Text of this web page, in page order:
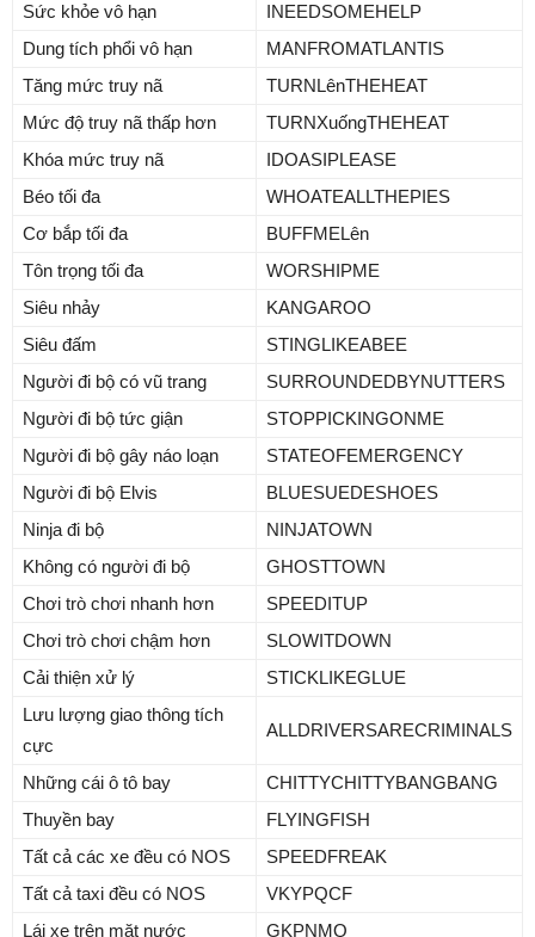
Sức khỏe vô hạn
INEEDSOMEHELP
Dung tích phổi vô hạn
MANFROMATLANTIS
Tăng mức truy nã
TURNLênTHEHEAT
Mức độ truy nã thấp hơn
TURNXuốngTHEHEAT
Khóa mức truy nã
IDOASIPLEASE
Béo tối đa
WHOATEALLTHEPIES
Cơ bắp tối đa
BUFFMELên
Tôn trọng tối đa
WORSHIPME
Siêu nhảy
KANGAROO
Siêu đấm
STINGLIKEABEE
Người đi bộ có vũ trang
SURROUNDEDBYNUTTERS
Người đi bộ tức giận
STOPPICKINGONME
Người đi bộ gây náo loạn
STATEOFEMERGENCY
Người đi bộ Elvis
BLUESUEDESHOES
Ninja đi bộ
NINJATOWN
Không có người đi bộ
GHOSTTOWN
Chơi trò chơi nhanh hơn
SPEEDITUP
Chơi trò chơi chậm hơn
SLOWITDOWN
Cải thiện xử lý
STICKLIKEGLUE
Lưu lượng giao thông tích
cực
ALLDRIVERSARECRIMINALS
Những cái ô tô bay
CHITTYCHITTYBANGBANG
Thuyền bay
FLYINGFISH
Tất cả các xe đều có NOS
SPEEDFREAK
Tất cả taxi đều có NOS
VKYPQCF
Lái xe trên mặt nước
GKPNMQ